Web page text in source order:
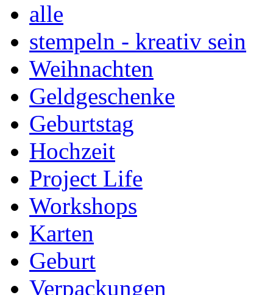
alle
stempeln - kreativ sein
Weihnachten
Geldgeschenke
Geburtstag
Hochzeit
Project Life
Workshops
Karten
Geburt
Verpackungen